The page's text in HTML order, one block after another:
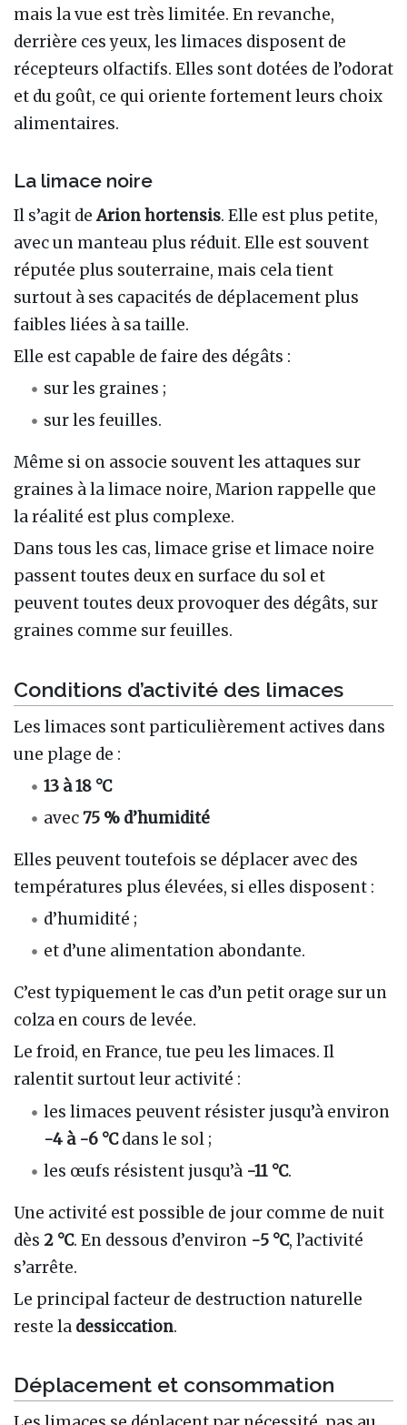
mais la vue est très limitée. En revanche,
derrière ces yeux, les limaces disposent de
récepteurs olfactifs. Elles sont dotées de l’odorat
et du goût, ce qui oriente fortement leurs choix
alimentaires.
La limace noire
Il s’agit deArion hortensis. Elle est plus petite,
avec un manteau plus réduit. Elle est souvent
réputée plus souterraine, mais cela tient
surtout à ses capacités de déplacement plus
faibles liées à sa taille.
Elle est capable de faire des dégâts :
sur les graines ;
sur les feuilles.
Même si on associe souvent les attaques sur
graines à la limace noire, Marion rappelle que
la réalité est plus complexe.
Dans tous les cas, limace grise et limace noire
passent toutes deux en surface du sol et
peuvent toutes deux provoquer des dégâts, sur
graines comme sur feuilles.
Conditions d’activité des limaces
Les limaces sont particulièrement actives dans
une plage de :
13 à 18 °C
avec75 % d’humidité
Elles peuvent toutefois se déplacer avec des
températures plus élevées, si elles disposent :
d’humidité ;
et d’une alimentation abondante.
C’est typiquement le cas d’un petit orage sur un
colza en cours de levée.
Le froid, en France, tue peu les limaces. Il
ralentit surtout leur activité :
les limaces peuvent résister jusqu’à environ
-4 à -6 °Cdans le sol ;
les œufs résistent jusqu’à -11 °C.
Une activité est possible de jour comme de nuit
dès 2 °C. En dessous d’environ -5 °C, l’activité
s’arrête.
Le principal facteur de destruction naturelle
reste la dessiccation.
Déplacement et consommation